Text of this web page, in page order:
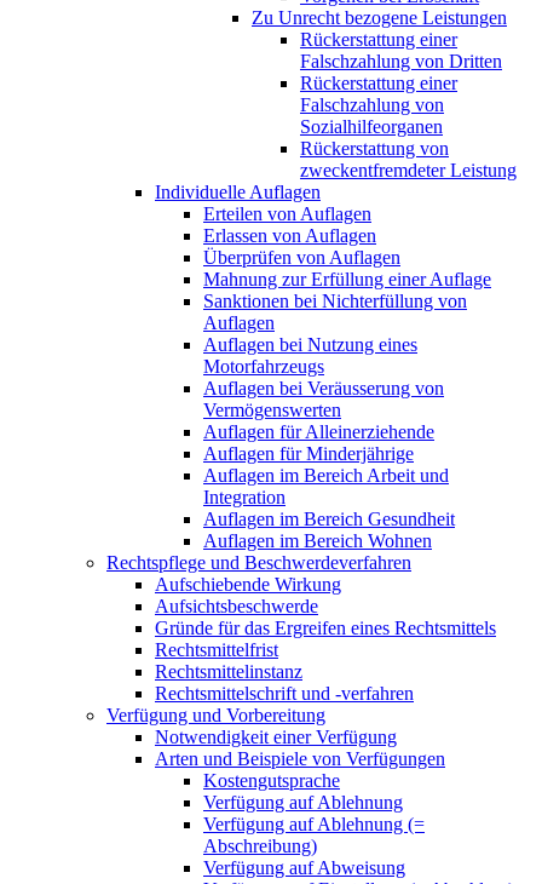
Zu Unrecht bezogene Leistungen
Rückerstattung einer
Falschzahlung von Dritten
Rückerstattung einer
Falschzahlung von
Sozialhilfeorganen
Rückerstattung von
zweckentfremdeter Leistung
Individuelle Auflagen
Erteilen von Auflagen
Erlassen von Auflagen
Überprüfen von Auflagen
Mahnung zur Erfüllung einer Auflage
Sanktionen bei Nichterfüllung von
Auflagen
Auflagen bei Nutzung eines
Motorfahrzeugs
Auflagen bei Veräusserung von
Vermögenswerten
Auflagen für Alleinerziehende
Auflagen für Minderjährige
Auflagen im Bereich Arbeit und
Integration
Auflagen im Bereich Gesundheit
Auflagen im Bereich Wohnen
Rechtspflege und Beschwerdeverfahren
Aufschiebende Wirkung
Aufsichtsbeschwerde
Gründe für das Ergreifen eines Rechtsmittels
Rechtsmittelfrist
Rechtsmittelinstanz
Rechtsmittelschrift und -verfahren
Verfügung und Vorbereitung
Notwendigkeit einer Verfügung
Arten und Beispiele von Verfügungen
Kostengutsprache
Verfügung auf Ablehnung
Verfügung auf Ablehnung (=
Abschreibung)
Verfügung auf Abweisung